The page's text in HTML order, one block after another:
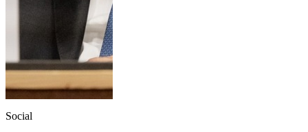
Social